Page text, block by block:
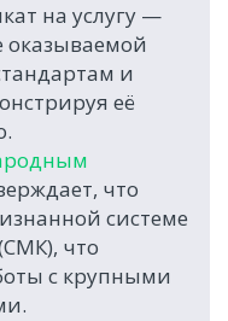
на услугу —
оказываемой
и
её
что
системе
что
с крупными